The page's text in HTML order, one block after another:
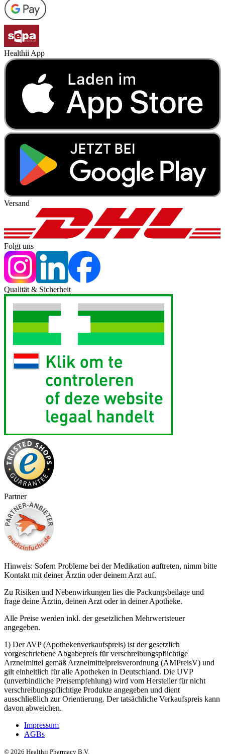
Healthii App
Versand
Folgt uns
Qualität & Sicherheit
Partner
Hinweis: Sofern Probleme bei der Medikation auftreten, nimm bitte
Kontakt mit deiner Ärztin oder deinem Arzt auf.
Zu Risiken und Nebenwirkungen lies die Packungsbeilage und
frage deine Ärztin, deinen Arzt oder in deiner Apotheke.
Alle Preise werden inkl. der gesetzlichen Mehrwertsteuer
angegeben.
1) Der AVP (Apothekenverkaufspreis) ist der gesetzlich
vorgeschriebene Abgabepreis für verschreibungspflichtige
Arzneimittel gemäß Arzneimittelpreisverordnung (AMPreisV) und
gilt einheitlich für alle Apotheken in Deutschland. Die UVP
(unverbindliche Preisempfehlung) wird vom Hersteller für nicht
verschreibungspflichtige Produkte angegeben und dient
ausschließlich zur Orientierung. Der tatsächliche Verkaufspreis kann
davon abweichen.
Impressum
AGBs
© 2026 Healthii Pharmacy B.V.